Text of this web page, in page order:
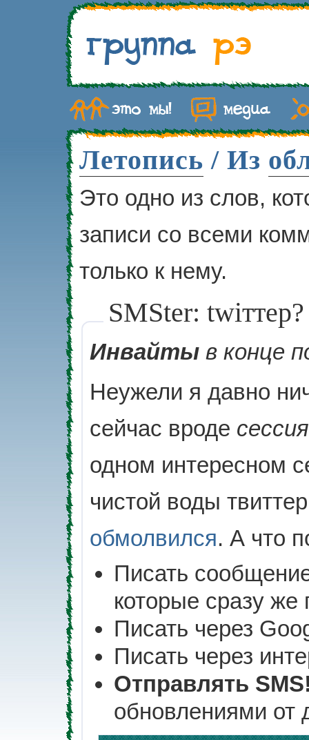
Летопись / Из
Это одно из слов,
записи со всеми
только к нему.
SMSter: twiттер?
Инвайты в конце
Неужели я давно
сейчас вроде сессия
одном интересном
чистой воды
обмолвился. А что
Писать
которые сразу же
Писать через
Писать через
Отправлять
обновлениями от